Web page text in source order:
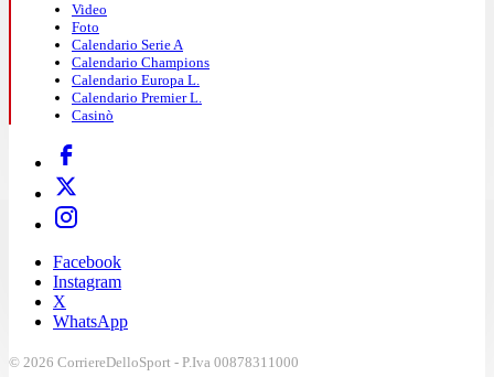
Video
Foto
Calendario Serie A
Calendario Champions
Calendario Europa L.
Calendario Premier L.
Casinò
Facebook
Instagram
X
WhatsApp
© 2026 CorriereDelloSport - P.Iva 00878311000